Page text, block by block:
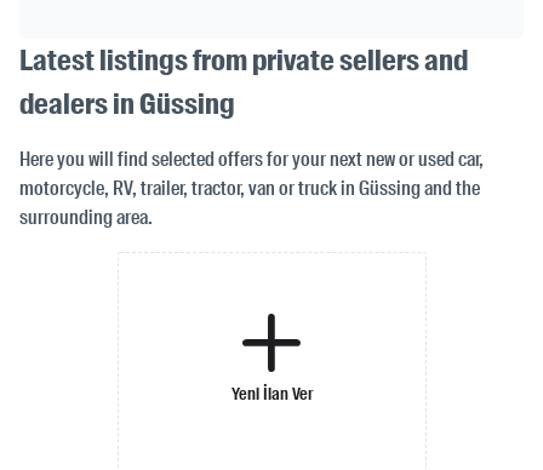
Latest listings from private sellers and
dealers in Güssing
Here you will find selected offers for your next new or used car,
motorcycle, RV, trailer, tractor, van or truck in Güssing and the
surrounding area.
Yeni İlan Ver